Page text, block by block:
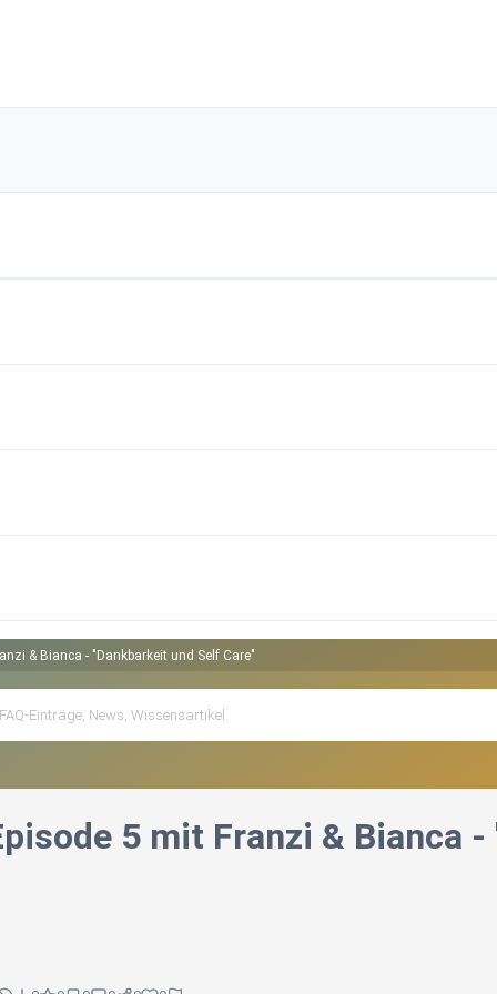
& Bianca - "Dankbarkeit und Self Care"
5 mit Franzi & Bianca